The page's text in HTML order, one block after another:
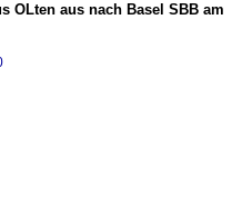
OLten aus nach Basel SBB am